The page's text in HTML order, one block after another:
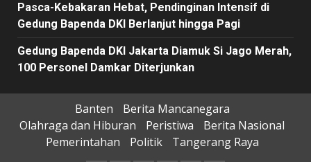
Pasca-Kebakaran Hebat, Pendinginan Intensif di
Gedung Bapenda DKI Berlanjut hingga Pagi
Gedung Bapenda DKI Jakarta Diamuk Si Jago Merah,
100 Personel Damkar Diterjunkan
Banten
Berita Mancanegara
Olahraga dan Hiburan
Peristiwa
Berita Nasional
Pemerintahan
Politik Tangerang Raya